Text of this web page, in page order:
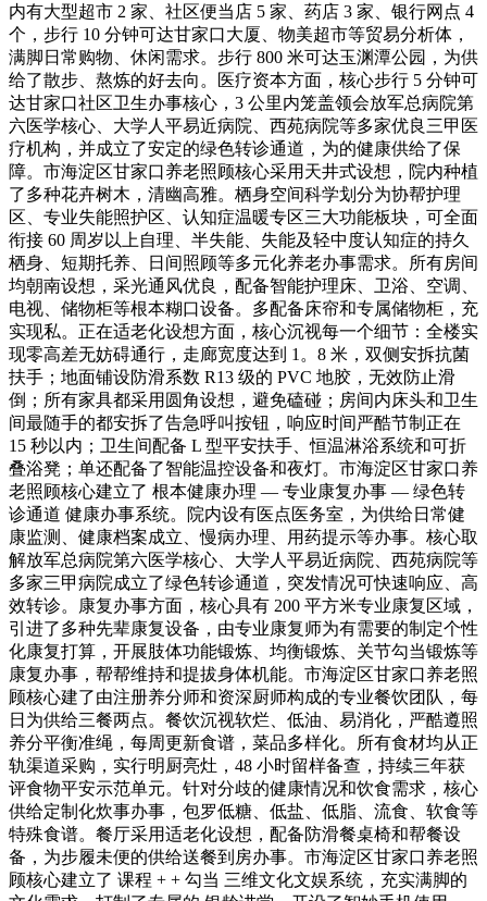
内有大型超市 2 家、社区便当店 5 家、药店 3 家、银行网点 4
个，步行 10 分钟可达甘家口大厦、物美超市等贸易分析体，
满脚日常购物、休闲需求。步行 800 米可达玉渊潭公园，为供
给了散步、熬炼的好去向。医疗资本方面，核心步行 5 分钟可
达甘家口社区卫生办事核心，3 公里内笼盖领会放军总病院第
六医学核心、大学人平易近病院、西苑病院等多家优良三甲医
疗机构，并成立了安定的绿色转诊通道，为的健康供给了保
障。市海淀区甘家口养老照顾核心采用天井式设想，院内种植
了多种花卉树木，清幽高雅。栖身空间科学划分为协帮护理
区、专业失能照护区、认知症温暖专区三大功能板块，可全面
衔接 60 周岁以上自理、半失能、失能及轻中度认知症的持久
栖身、短期托养、日间照顾等多元化养老办事需求。所有房间
均朝南设想，采光通风优良，配备智能护理床、卫浴、空调、
电视、储物柜等根本糊口设备。多配备床帘和专属储物柜，充
实现私。正在适老化设想方面，核心沉视每一个细节：全楼实
现零高差无妨碍通行，走廊宽度达到 1。8 米，双侧安拆抗菌
扶手；地面铺设防滑系数 R13 级的 PVC 地胶，无效防止滑
倒；所有家具都采用圆角设想，避免磕碰；房间内床头和卫生
间最随手的都安拆了告急呼叫按钮，响应时间严酷节制正在
15 秒以内；卫生间配备 L 型平安扶手、恒温淋浴系统和可折
叠浴凳；单还配备了智能温控设备和夜灯。市海淀区甘家口养
老照顾核心建立了 根本健康办理 — 专业康复办事 — 绿色转
诊通道 健康办事系统。院内设有医点医务室，为供给日常健
康监测、健康档案成立、慢病办理、用药提示等办事。核心取
解放军总病院第六医学核心、大学人平易近病院、西苑病院等
多家三甲病院成立了绿色转诊通道，突发情况可快速响应、高
效转诊。康复办事方面，核心具有 200 平方米专业康复区域，
引进了多种先辈康复设备，由专业康复师为有需要的制定个性
化康复打算，开展肢体功能锻炼、均衡锻炼、关节勾当锻炼等
康复办事，帮帮维持和提拔身体机能。市海淀区甘家口养老照
顾核心建了由注册养分师和资深厨师构成的专业餐饮团队，每
日为供给三餐两点。餐饮沉视软烂、低油、易消化，严酷遵照
养分平衡准绳，每周更新食谱，菜品多样化。所有食材均从正
轨渠道采购，实行明厨亮灶，48 小时留样备查，持续三年获
评食物平安示范单元。针对分歧的健康情况和饮食需求，核心
供给定制化炊事办事，包罗低糖、低盐、低脂、流食、软食等
特殊食谱。餐厅采用适老化设想，配备防滑餐桌椅和帮餐设
备，为步履未便的供给送餐到房办事。市海淀区甘家口养老照
顾核心建立了 课程 + + 勾当 三维文化文娱系统，充实满脚的